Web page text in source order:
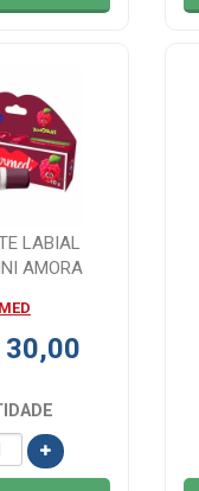
LABIAL
AMORA
30,00